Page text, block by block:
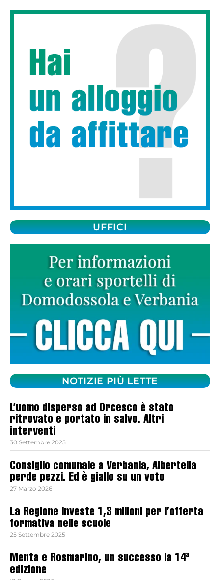
UFFICI
NOTIZIE PIÙ LETTE
L’uomo disperso ad Orcesco è stato
ritrovato e portato in salvo. Altri
interventi
30 Settembre 2025
Consiglio comunale a Verbania, Albertella
perde pezzi. Ed è giallo su un voto
27 Marzo 2026
La Regione investe 1,3 milioni per l’offerta
formativa nelle scuole
25 Settembre 2025
Menta e Rosmarino, un successo la 14ª
edizione